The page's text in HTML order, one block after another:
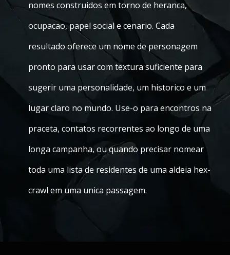
nomes construidos em torno de heranca,
ocupacao, papel social e cenario. Cada
resultado oferece um nome de personagem
pronto para usar com textura suficiente para
sugerir uma personalidade, um historico e um
lugar claro no mundo. Use-o para encontros na
praceta, contatos recorrentes ao longo de uma
longa campanha, ou quando precisar nomear
toda uma lista de residentes de uma aldeia hex-
crawl em uma unica passagem.